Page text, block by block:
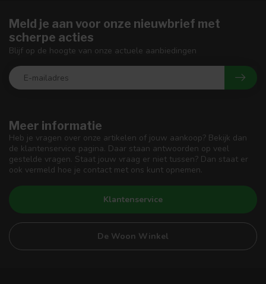
Meer informatie
Heb je vragen over onze artikelen of jouw aankoop? Bekijk dan
de klantenservice pagina. Daar staan antwoorden op veel
gestelde vragen. Staat jouw vraag er niet tussen? Dan staat er
ook vermeld hoe je contact met ons kunt opnemen.
Klantenservice
De Woon Winkel
Meld je aan voor onze nieuwbrief met
scherpe acties
Blijf op de hoogte van onze actuele aanbiedingen